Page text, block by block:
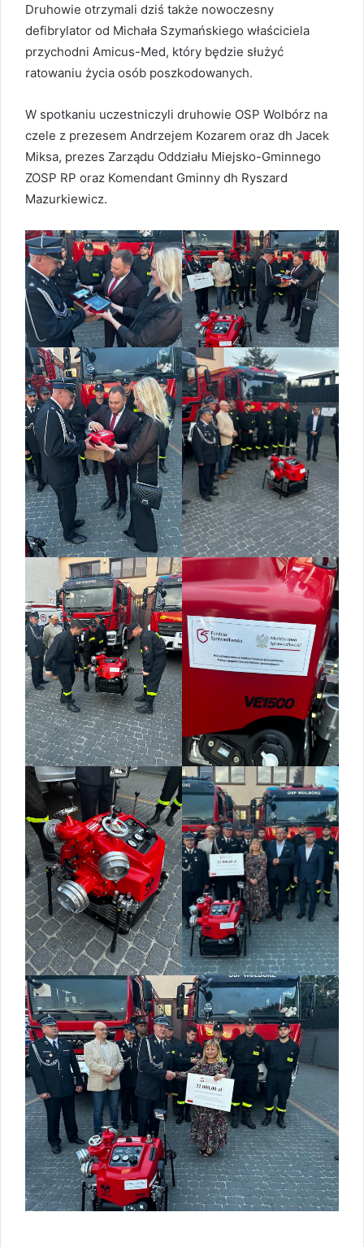
Druhowie otrzymali dziś także nowoczesny
defibrylator od Michała Szymańskiego właściciela
przychodni Amicus-Med, który będzie służyć
ratowaniu życia osób poszkodowanych.
W spotkaniu uczestniczyli druhowie OSP Wolbórz na
czele z prezesem Andrzejem Kozarem oraz dh Jacek
Miksa, prezes Zarządu Oddziału Miejsko-Gminnego
ZOSP RP oraz Komendant Gminny dh Ryszard
Mazurkiewicz.